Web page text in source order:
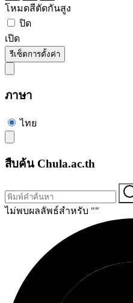
โหมดสีตัดกันสูง
ปิด
เปิด
รีเซ็ตการตั้งค่า
ภาษา
ไทย
สืบค้น Chula.ac.th
ไม่พบผลลัพธ์สำหรับ ""